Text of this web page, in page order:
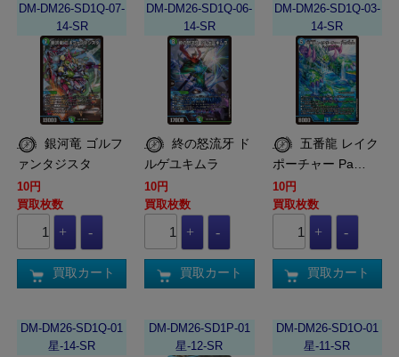
DM-DM26-SD1Q-07-
14-SR
ァンタジスタ
10円
買取枚数
買取カート
DM-DM26-SD1Q-06-
14-SR
終の怒流牙 ド
ルゲユキムラ
10円
買取枚数
買取カート
DM-DM26-SD1Q-03-
14-SR
ポーチャー Pa…
10円
買取枚数
買取カート
DM-DM26-SD1Q-01
星-14-SR
DM-DM26-SD1P-01
星-12-SR
DM-DM26-SD1O-01
星-11-SR